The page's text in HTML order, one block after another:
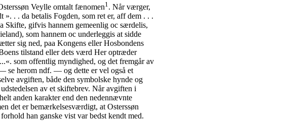
Veylle omtalt fænomen1. Når værger,
. . da betalis Fogden, som ret er, aff dem . . .
Skifte, gifvis hannem gemeenlig oc særdelis,
som hannem oc underleggis at sidde
sig ned, paa Kongens eller Hosbondens
tilstand eller dets værd Her optræder
som offentlig myndighed, og det fremgår av
se herom ndf. — og dette er vel også et
avgiften, både den symbolske hynde og
av et skiftebrev. Når avgiften i
anden karakter end den nedennævnte
det er bemærkelsesværdigt, at Osterssøn
han ganske vist var bedst kendt med.